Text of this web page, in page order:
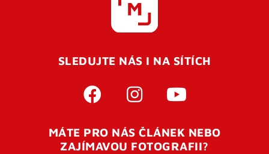
SLEDUJTE NÁS I NA SÍTÍCH
MÁTE PRO NÁS ČLÁNEK NEBO
ZAJÍMAVOU FOTOGRAFII?